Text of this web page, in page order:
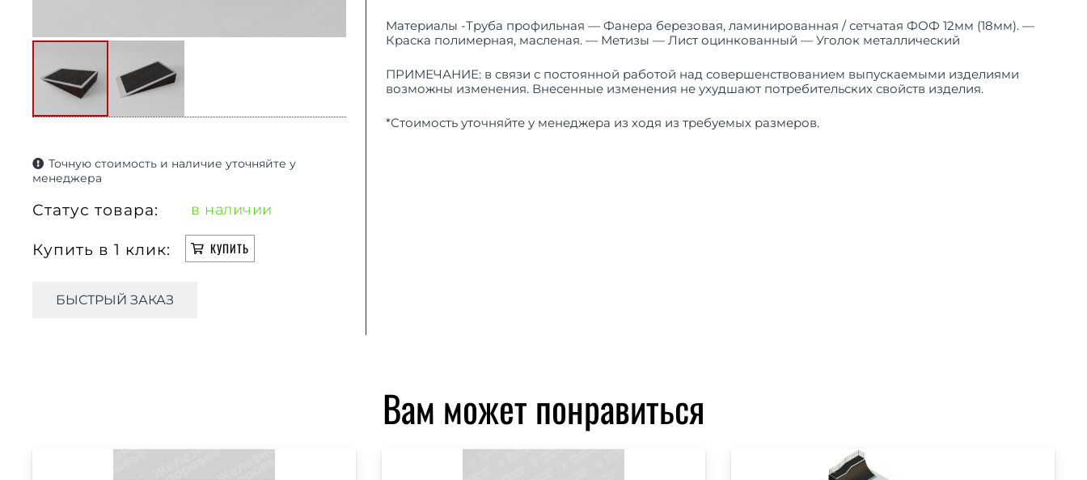
Точную стоимость и наличие уточняйте у
менеджера
Статус товара: в наличии
Купить в 1 клик: КУПИТЬ
БЫСТРЫЙ ЗАКАЗ
Материалы -Труба профильная — Фанера березовая, ламинированная / сетчатая ФОФ 12мм (18мм). —
Краска полимерная, масленая. — Метизы — Лист оцинкованный — Уголок металлический
ПРИМЕЧАНИЕ: в связи с постоянной работой над совершенствованием выпускаемыми изделиями
возможны изменения. Внесенные изменения не ухудшают потребительских свойств изделия.
*Стоимость уточняйте у менеджера из ходя из требуемых размеров.
Вам может понравиться